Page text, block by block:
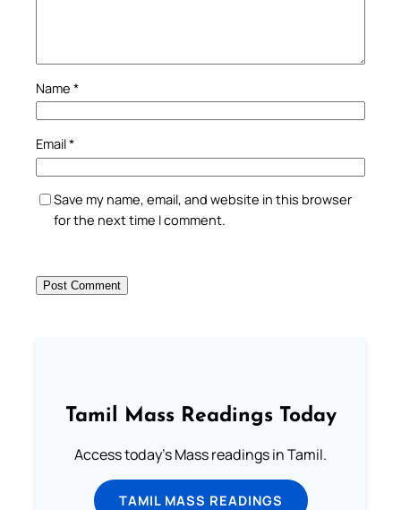
Name *
Email*
Save my name, email, and website in this browser
for the next time I comment.
Tamil Mass Readings Today
Access today's Mass readings in Tamil.
TAMIL MASS READINGS